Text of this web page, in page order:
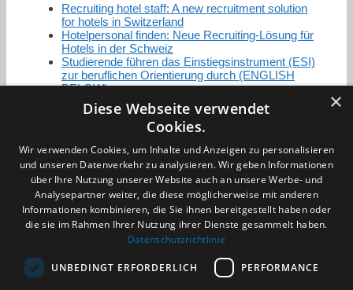
Recruiting hotel staff: A new recruitment solution
for hotels in Switzerland
Hotelpersonal finden: Neue Recruiting-Lösung für
Hotels in der Schweiz
Studierende führen das Einstiegsinstrument (ESI)
zur beruflichen Orientierung durch (ENGLISH
BELOW)
Zertifizierung / Mitgliedschaften
×
Diese Webseite verwendet
Cookies.
Wir verwenden Cookies, um Inhalte und Anzeigen zu personalisieren
und unseren Datenverkehr zu analysieren. Wir geben Informationen
über Ihre Nutzung unserer Website auch an unsere Werbe- und
Analysepartner weiter, die diese möglicherweise mit anderen
Informationen kombinieren, die Sie ihnen bereitgestellt haben oder
die sie im Rahmen Ihrer Nutzung ihrer Dienste gesammelt haben.
Datenschutzrichtlinie
UNBEDINGT ERFORDERLICH PERFORMANCE